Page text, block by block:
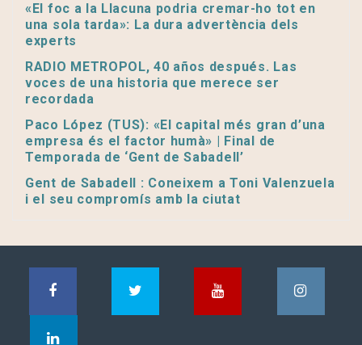
«El foc a la Llacuna podria cremar-ho tot en
una sola tarda»: La dura advertència dels
experts
RADIO METROPOL, 40 años después. Las
voces de una historia que merece ser
recordada
Paco López (TUS): «El capital més gran d’una
empresa és el factor humà» | Final de
Temporada de ‘Gent de Sabadell’
Gent de Sabadell : Coneixem a Toni Valenzuela
i el seu compromís amb la ciutat